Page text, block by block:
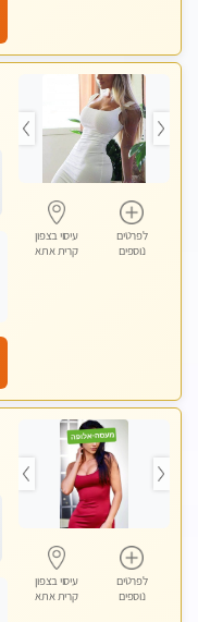
לפרטים
נוספים
עיסוי בצפון
קרית אתא
לפרטים
נוספים
עיסוי בצפון
קרית אתא